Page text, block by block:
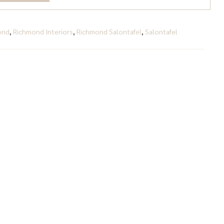
, Richmond Interiors, Richmond Salontafel, Salontafel